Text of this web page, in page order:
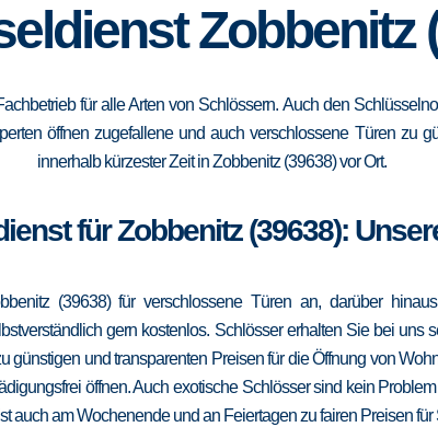
Zobbenitz
für alle Arten von Schlössern. Auch den
öffnen zugefallene und auch verschlossene Türen zu
innerhalb kürzester Zeit in Zobbenitz (39638) vor Ort.
für Zobbenitz (39638):
(39638) für verschlossene Türen an, darüber
gern kostenlos. Schlösser erhalten Sie bei
günstigen und transparenten Preisen für die Öffnung von
öffnen. Auch exotische Schlösser sind kein
auch am Wochenende und an Feiertagen zu fairen Preisen für